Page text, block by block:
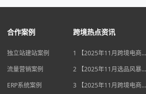
合作案例
独立站建站案例
流量营销案例
ERP系统案例
跨境热点资讯
1 【2025年11月跨境电商大
独立站流量自主权如何突
2 【2025年11月选品风暴】
后，跨境电商如何抢占数字
3 【2025年11月跨境电商新